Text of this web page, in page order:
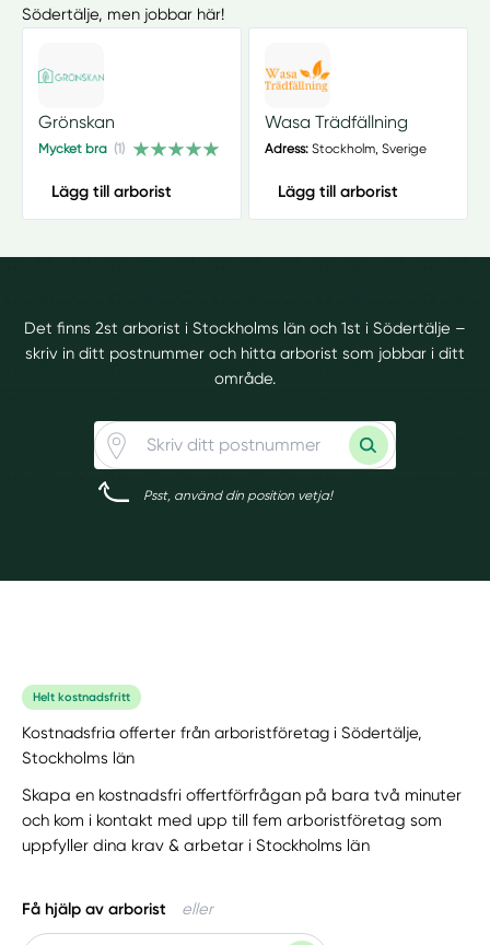
Södertälje, men jobbar här!
Grönskan
Mycket bra (1)
Lägg till arborist
Wasa Trädfällning
Adress:Stockholm, Sverige
Lägg till arborist
Det finns 2st arborist i Stockholms län och 1st i Södertälje –
skriv in ditt postnummer och hitta arborist som jobbar i ditt
område.
Psst, använd din position vetja!
Helt kostnadsfritt
Kostnadsfria offerter från arboristföretag i Södertälje,
Stockholms län
Skapa en kostnadsfri offertförfrågan på bara två minuter
och kom i kontakt med upp till fem arboristföretag som
uppfyller dina krav & arbetar i Stockholms län
Få hjälp av arborist eller